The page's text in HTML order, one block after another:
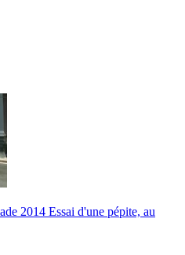
2014 Essai d'une pépite, au